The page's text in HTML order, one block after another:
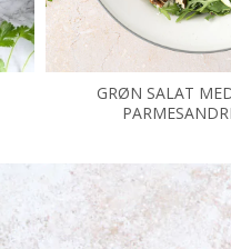
GRØN SALAT